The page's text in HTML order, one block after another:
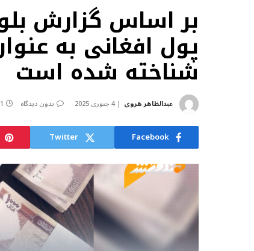
بر اساس گزارش
پول افغانی به
شناخته شده است
عبدالظاهر هروی 4 جنوری 2025 بدون دیدگاه 1 MIN READ
Facebook
Twitter